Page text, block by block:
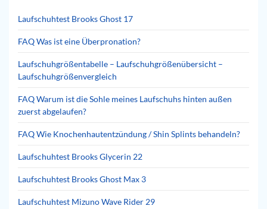
Laufschuhtest Brooks Ghost 17
FAQ Was ist eine Überpronation?
Laufschuhgrößentabelle – Laufschuhgrößenübersicht –
Laufschuhgrößenvergleich
FAQ Warum ist die Sohle meines Laufschuhs hinten außen
zuerst abgelaufen?
FAQ Wie Knochenhautentzündung / Shin Splints behandeln?
Laufschuhtest Brooks Glycerin 22
Laufschuhtest Brooks Ghost Max 3
Laufschuhtest Mizuno Wave Rider 29